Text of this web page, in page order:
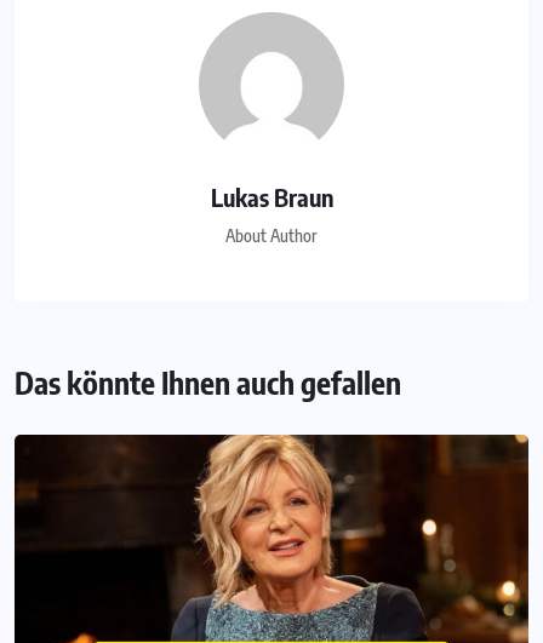
Lukas Braun
About Author
Das könnte Ihnen auch gefallen